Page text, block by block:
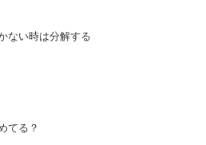
ない時は分解する
てる？